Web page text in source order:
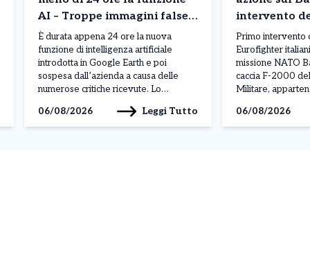
AI – Troppe immagini false
di disastri e incidenti
È durata appena 24 ore la nuova
funzione di intelligenza artificiale
introdotta in Google Earth e poi
sospesa dall’azienda a causa delle
numerose critiche ricevute. Lo
creare immagini generate dall’IA e
inserirle direttamente nelle mappe
06/08/2026 Leggi Tutto
intervento
NATO
Primo intervento
Eurofighter
missione NATO
caccia F-2000
Militare,
dalla base di
l’ordine ricevuto
06/08/2026